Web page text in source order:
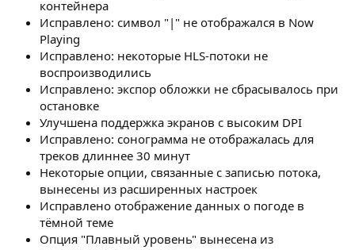
контейнера
Исправлено: символ "|" не отображался в Now
Playing
Исправлено: некоторые HLS-потоки не
воспроизводились
Исправлено: экспор обложки не сбрасывалось при
остановке
Улучшена поддержка экранов с высоким DPI
Исправлено: сонограмма не отображалась для
треков длиннее 30 минут
Некоторые опции, связанные с записью потока,
вынесены из расширенных настроек
Исправлено отображение данных о погоде в
тёмной теме
Опция "Плавный уровень" вынесена из